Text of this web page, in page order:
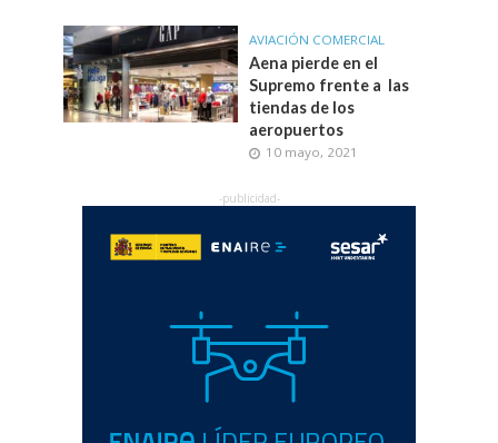
AVIACIÓN COMERCIAL
Aena pierde en el
Supremo frente a las
tiendas de los
aeropuertos
10 mayo, 2021